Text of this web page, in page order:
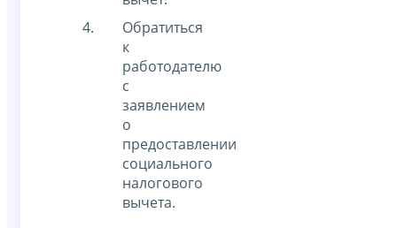
Обратиться
к
работодателю
с
заявлением
о
предоставлении
социального
налогового
вычета.